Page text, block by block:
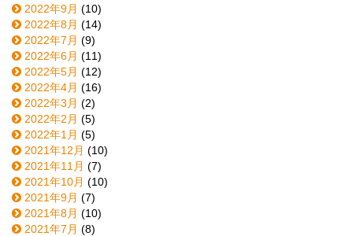
2022年9月 (10)
2022年8月 (14)
2022年7月 (9)
2022年6月 (11)
2022年5月 (12)
2022年4月 (16)
2022年3月 (2)
2022年2月 (5)
2022年1月 (5)
2021年12月 (10)
2021年11月 (7)
2021年10月 (10)
2021年9月 (7)
2021年8月 (10)
2021年7月 (8)